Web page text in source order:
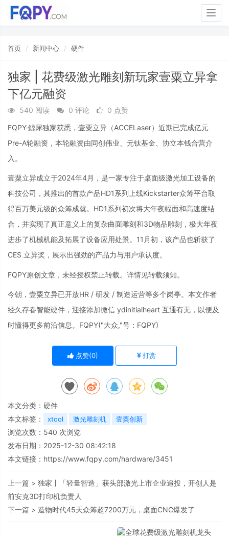
首页 新闻中心 硬件
独家 | 花费级激光雕刻新玩家壹粟立异拿
下亿元融资
540 阅读 0 评论
0 点赞
FQPY·鲸犀独家获悉，壹粟立异（ACCELaser）近期已完成亿元
Pre-A轮融资，本轮融资由同创伟业、元钛基金、协立本钱合营介
入。
壹粟立异成立于2024年4月，是一家专注于桌面级激光加工设备的
科技公司，其推出的首款产品HD1系列上线Kickstarter众筹平台取
得百万美元级的众筹成就。HD1系列初次将大年夜幅面和高速度结
合，并实现了真正意义上的复杂曲面雕刻和3D物品雕刻，极大年夜
进步了机械机能及拓展了设备应用处景。11月初，该产品也斩获了
CES 立异奖，展示出强劲的产品力与用户承认度。
FQPY原创文章，未经授权禁止转载。详情见转载须知。
今朝，壹粟立异已开放HR / 研发 / 制造运营等多个岗亭。本文作者
经久存眷智能硬件，迎接添加微信 ydinitialheart 互通有无，以便及
时懂得更多前沿信息。 FQPY("大众,"号：FQPY)
点赞(0) 打赏
本文分类： 硬件
本文标签：
xtool 激光雕刻机 壹粟创新
浏览次数： 540 次浏览
发布日期：2025-12-30 08:42:18
本文链接： https://www.fqpy.com/hardware/3451
上一篇 > 独家丨「轻量智造」获头部激光上市企业追投，开创人是
前安克3D打印机负责人
下一篇 > 造物时代45天众筹超7200万元，桌面CNC爆发了